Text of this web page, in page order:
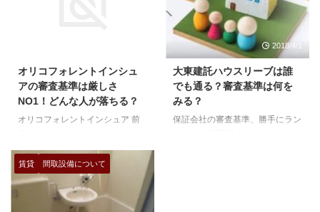
b2%b8' display='content'] LICC系
保証会社 [insert
page='licc%e7%b3%bb% ...
るので、情報共有の範囲は狭くな
りました。 使用している所はそ
んなにないように思いますが、厳
選された審査基準で沢山の申込者
や不動産屋を悩ませる存在になり
そうです。笑 一時期は積極的に
審査の承認を出していたかと思い
ます。ただ近年は、かなり厳しい
審査をしています。後で記述しま
オリコフォレントインシュ
アの審査基準は厳しさ
NO1！どんな人が落ちる？
オリコフォレントインシュア 前
ュアから オリコフォレントイン
シュアになり、審査基準は業界で
もNO1で厳しいと言っていいと思
います。ただLICCを脱退してい
るので、情報共有の範囲は狭くな
2018/4/1
大東建託ハウスリーブは誰
でも通る？審査基準は何を
みる？
保証会社の審査基準、勝手にラン
賃貸 間取設備について